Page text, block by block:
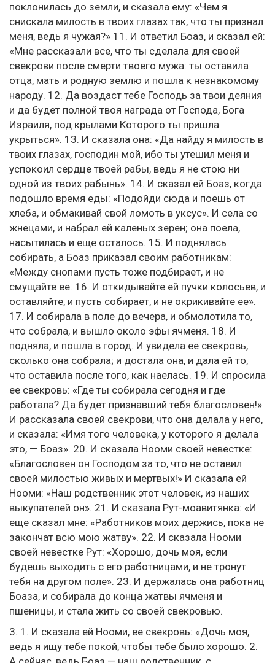
поклонилась до земли, и сказала ему: «Чем я
снискала милость в твоих глазах так, что ты признал
меня, ведь я чужая?» 11. И ответил Боаз, и сказал ей:
«Мне рассказали все, что ты сделала для своей
свекрови после смерти твоего мужа: ты оставила
отца, мать и родную землю и пошла к незнакомому
народу. 12. Да воздаст тебе Господь за твои деяния
и да будет полной твоя награда от Господа, Бога
Израиля, под крылами Которого ты пришла
укрыться». 13. И сказала она: «Да найду я милость в
твоих глазах, господин мой, ибо ты утешил меня и
успокоил сердце твоей рабы, ведь я не стою ни
одной из твоих рабынь». 14. И сказал ей Боаз, когда
подошло время еды: «Подойди сюда и поешь от
хлеба, и обмакивай свой ломоть в уксус». И села со
жнецами, и набрал ей каленых зерен; она поела,
насытилась и еще осталось. 15. И поднялась
собирать, а Боаз приказал своим работникам:
«Между снопами пусть тоже подбирает, и не
смущайте ее. 16. И откидывайте ей пучки колосьев, и
оставляйте, и пусть собирает, и не окрикивайте ее».
17. И собирала в поле до вечера, и обмолотила то,
что собрала, и вышло около эфы ячменя. 18. И
подняла, и пошла в город. И увидела ее свекровь,
сколько она собрала; и достала она, и дала ей то,
что оставила после того, как наелась. 19. И спросила
ее свекровь: «Где ты собирала сегодня и где
работала? Да будет признавший тебя благословен!»
И рассказала своей свекрови, что она делала у него,
и сказала: «Имя того человека, у которого я делала
это, — Боаз». 20. И сказала Нооми своей невестке:
«Благословен он Господом за то, что не оставил
своей милостью живых и мертвых!» И сказала ей
Нооми: «Наш родственник этот человек, из наших
выкупателей он». 21. И сказала Рут-моавитянка: «И
еще сказал мне: «Работников моих держись, пока не
закончат всю мою жатву». 22. И сказала Нооми
своей невестке Рут: «Хорошо, дочь моя, если
будешь выходить с его работницами, и не тронут
тебя на другом поле». 23. И держалась она работниц
Боаза, и собирала до конца жатвы ячменя и
пшеницы, и стала жить со своей свекровью.
3. 1. И сказала ей Нооми, ее свекровь: «Дочь моя,
ведь я ищу тебе покой, чтобы тебе было хорошо. 2.